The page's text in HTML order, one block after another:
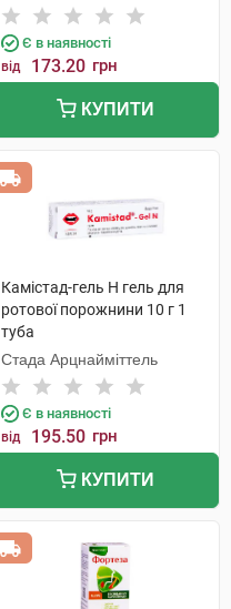
Лабораторіз
Є в наявності
від 173.20 грн
КУПИТИ
Камістад-гель Н гель для
ротової порожнини 10 г 1
туба
Стада Арцнайміттель
Є в наявності
від 195.50 грн
КУПИТИ